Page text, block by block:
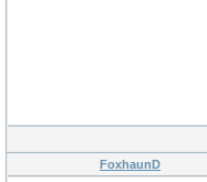
FoxhaunD